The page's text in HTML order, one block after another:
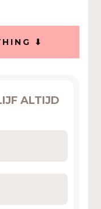
⬇
ALTIJD